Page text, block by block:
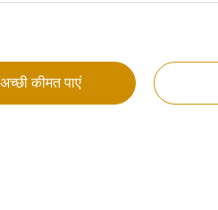
कीमत पाएं